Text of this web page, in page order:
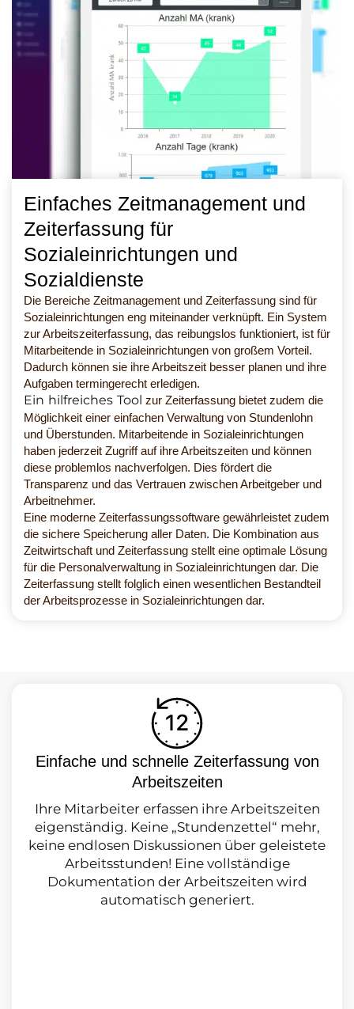
Einfaches Zeitmanagement und
Zeiterfassung für
Sozialeinrichtungen und
Sozialdienste
Die Bereiche Zeitmanagement und Zeiterfassung sind für
Sozialeinrichtungen eng miteinander verknüpft. Ein System
zur Arbeitszeiterfassung, das reibungslos funktioniert, ist für
Mitarbeitende in Sozialeinrichtungen von großem Vorteil.
Dadurch können sie ihre Arbeitszeit besser planen und ihre
Aufgaben termingerecht erledigen.
Ein hilfreiches Tool zur Zeiterfassung bietet zudem die
Möglichkeit einer einfachen Verwaltung von Stundenlohn
und Überstunden. Mitarbeitende in Sozialeinrichtungen
haben jederzeit Zugriff auf ihre Arbeitszeiten und können
diese problemlos nachverfolgen. Dies fördert die
Transparenz und das Vertrauen zwischen Arbeitgeber und
Arbeitnehmer.
Eine moderne Zeiterfassungssoftware gewährleistet zudem
die sichere Speicherung aller Daten. Die Kombination aus
Zeitwirtschaft und Zeiterfassung stellt eine optimale Lösung
für die Personalverwaltung in Sozialeinrichtungen dar. Die
Zeiterfassung stellt folglich einen wesentlichen Bestandteil
der Arbeitsprozesse in Sozialeinrichtungen dar.
Einfache und schnelle Zeiterfassung von
Arbeitszeiten
Ihre Mitarbeiter erfassen ihre Arbeitszeiten
eigenständig. Keine „Stundenzettel“ mehr,
keine endlosen Diskussionen über geleistete
Arbeitsstunden! Eine vollständige
Dokumentation der Arbeitszeiten wird
automatisch generiert.